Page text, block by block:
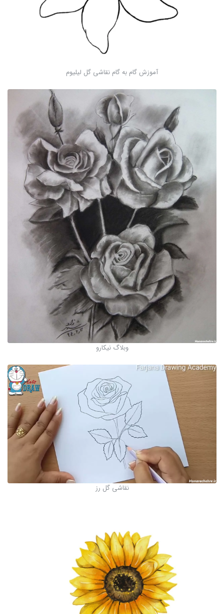
آموزش گام به گام نقاشی گل لیلیوم
وبلاگ نیکارو
نقاشی گل رز